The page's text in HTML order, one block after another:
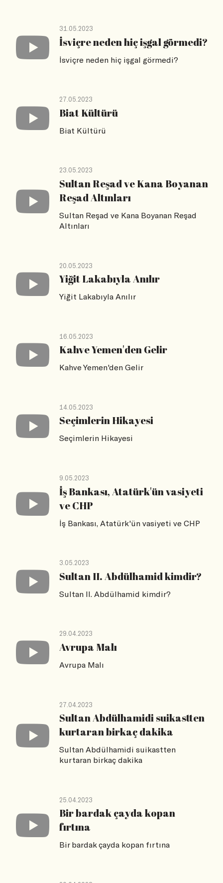
31.05.2023
İsviçre neden hiç işgal görmedi?
İsviçre neden hiç işgal görmedi?
27.05.2023
Biat Kültürü
Biat Kültürü
23.05.2023
Sultan Reşad ve Kana Boyanan
Reşad Altınları
Sultan Reşad ve Kana Boyanan Reşad
Altınları
20.05.2023
Yiğit Lakabıyla Anılır
Yiğit Lakabıyla Anılır
16.05.2023
Kahve Yemen'den Gelir
Kahve Yemen'den Gelir
14.05.2023
Seçimlerin Hikayesi
Seçimlerin Hikayesi
9.05.2023
İş Bankası, Atatürk'ün vasiyeti
ve CHP
İş Bankası, Atatürk'ün vasiyeti ve CHP
3.05.2023
Sultan II. Abdülhamid kimdir?
Sultan II. Abdülhamid kimdir?
29.04.2023
Avrupa Malı
Avrupa Malı
27.04.2023
Sultan Abdülhamidi suikastten
kurtaran birkaç dakika
Sultan Abdülhamidi suikastten
kurtaran birkaç dakika
25.04.2023
Bir bardak çayda kopan
fırtına
Bir bardak çayda kopan fırtına